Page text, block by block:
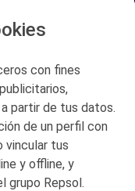
con fines
partir de tus datos.
de un perfil con
vincular tus
y offline, y
grupo Repsol.